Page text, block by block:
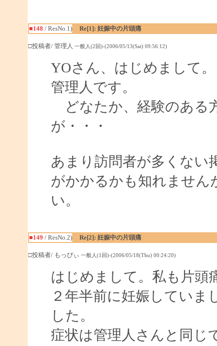
■148 / ResNo.1) Re[1]: 妊娠中の片頭痛
□投稿者/ 管理人 一般人(2回)-(2006/05/13(Sat) 09:56:12)
YOさん、はじめまして。
管理人です。
どなたか、経験のある
が・・・
あまり訪問者が多くない
がかかるかも知れません
い。
■149 / ResNo.2) Re[2]: 妊娠中の片頭痛
□投稿者/ もっぴぃ 一般人(1回)-(2006/05/18(Thu) 00:24:20)
はじめまして。私も片頭
２年半前に妊娠していま
した。
症状は管理人さんと同じ